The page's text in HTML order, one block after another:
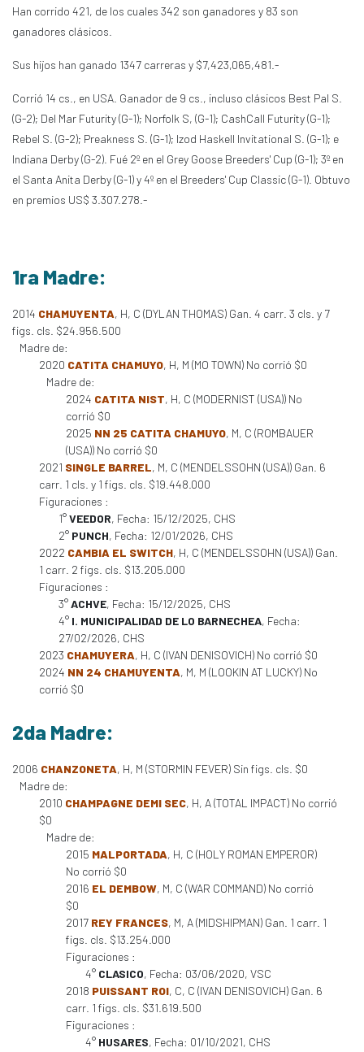
Han corrido 421, de los cuales 342 son ganadores y 83 son
ganadores clásicos.
Sus hijos han ganado 1347 carreras y $7,423,065,481.-
Corrió 14 cs., en USA. Ganador de 9 cs., incluso clásicos Best Pal S.
(G-2); Del Mar Futurity (G-1); Norfolk S, (G-1); CashCall Futurity (G-1);
Rebel S. (G-2); Preakness S. (G-1); Izod Haskell Invitational S. (G-1); e
Indiana Derby (G-2). Fué 2º en el Grey Goose Breeders' Cup (G-1); 3º en
el Santa Anita Derby (G-1) y 4º en el Breeders' Cup Classic (G-1). Obtuvo
en premios US$ 3.307.278.-
1ra Madre:
2014 CHAMUYENTA, H, C (DYLAN THOMAS) Gan. 4 carr. 3 cls. y 7
figs. cls. $24.956.500
Madre de:
2020 CATITA CHAMUYO, H, M (MO TOWN) No corrió $0
Madre de:
2024 CATITA NIST, H, C (MODERNIST (USA)) No
corrió $0
2025 NN 25 CATITA CHAMUYO, M, C (ROMBAUER
(USA)) No corrió $0
2021 SINGLE BARREL, M, C (MENDELSSOHN (USA)) Gan. 6
carr. 1 cls. y 1 figs. cls. $19.448.000
Figuraciones :
1°VEEDOR, Fecha: 15/12/2025, CHS
2° PUNCH, Fecha: 12/01/2026, CHS
2022 CAMBIA EL SWITCH, H, C (MENDELSSOHN (USA)) Gan.
1 carr. 2 figs. cls. $13.205.000
Figuraciones :
3°ACHVE, Fecha: 15/12/2025, CHS
4° I. MUNICIPALIDAD DE LO BARNECHEA, Fecha:
27/02/2026, CHS
2023 CHAMUYERA, H, C (IVAN DENISOVICH) No corrió $0
2024 NN 24 CHAMUYENTA, M, M (LOOKIN AT LUCKY) No
corrió $0
2da Madre:
2006 CHANZONETA, H, M (STORMIN FEVER) Sin figs. cls. $0
Madre de:
2010 CHAMPAGNE DEMI SEC, H, A (TOTAL IMPACT) No corrió
$0
Madre de:
2015 MALPORTADA, H, C (HOLY ROMAN EMPEROR)
No corrió $0
2016 EL DEMBOW, M, C (WAR COMMAND) No corrió
$0
2017 REY FRANCES, M, A (MIDSHIPMAN) Gan. 1 carr. 1
figs. cls. $13.254.000
Figuraciones :
4° CLASICO, Fecha: 03/06/2020, VSC
2018 PUISSANT ROI, C, C (IVAN DENISOVICH) Gan. 6
carr. 1 figs. cls. $31.619.500
Figuraciones :
4° HUSARES, Fecha: 01/10/2021, CHS